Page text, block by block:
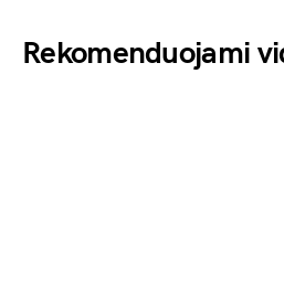
Rekomenduojami